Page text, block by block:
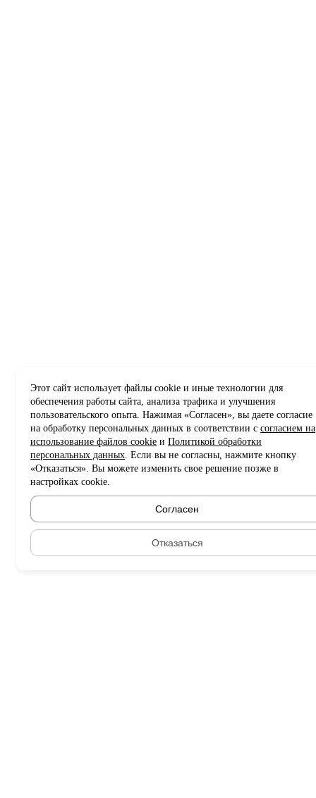
Этот сайт использует файлы cookie и иные технологии для
обеспечения работы сайта, анализа трафика и улучшения
пользовательского опыта. Нажимая «Согласен», вы даете согласие
на обработку персональных данных в соответствии ссогласием на
использование файлов cookie иПолитикой обработки
персональных данных. Если вы не согласны, нажмите кнопку
«Отказаться». Вы можете изменить свое решение позже в
настройках cookie.
Согласен
Отказаться